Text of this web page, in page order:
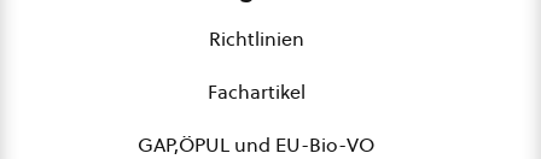
Richtlinien
Fachartikel
GAP,ÖPUL und EU-Bio-VO